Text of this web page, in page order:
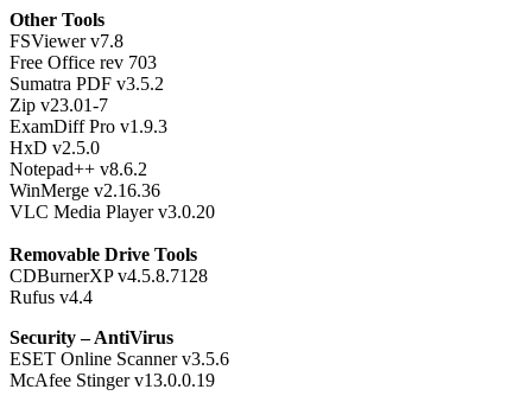
Other Tools
FSViewer v7.8
Free Office rev 703
Sumatra PDF v3.5.2
7-Zip v23.01
ExamDiff Pro v1.9.3
HxD v2.5.0
Notepad++ v8.6.2
WinMerge v2.16.36
VLC Media Player v3.0.20
Removable Drive Tools
CDBurnerXP v4.5.8.7128
Rufus v4.4
Security – AntiVirus
ESET Online Scanner v3.5.6
McAfee Stinger v13.0.0.19